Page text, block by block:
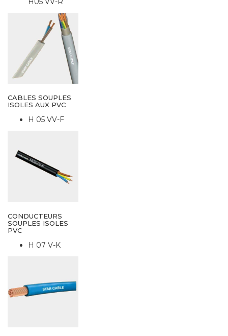
CABLES SOUPLES
ISOLES AUX PVC
H 05 VV-F
CONDUCTEURS
SOUPLES ISOLES
PVC
H 07 V-K